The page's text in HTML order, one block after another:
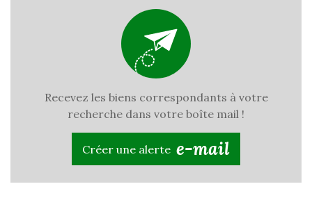
Recevez les biens correspondants à votre
recherche dans votre boîte mail !
Créer une alerte e-mail